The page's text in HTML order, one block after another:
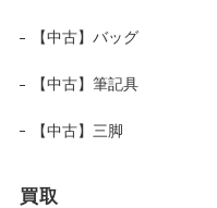
【中古】バッグ
【中古】筆記具
【中古】三脚
買取